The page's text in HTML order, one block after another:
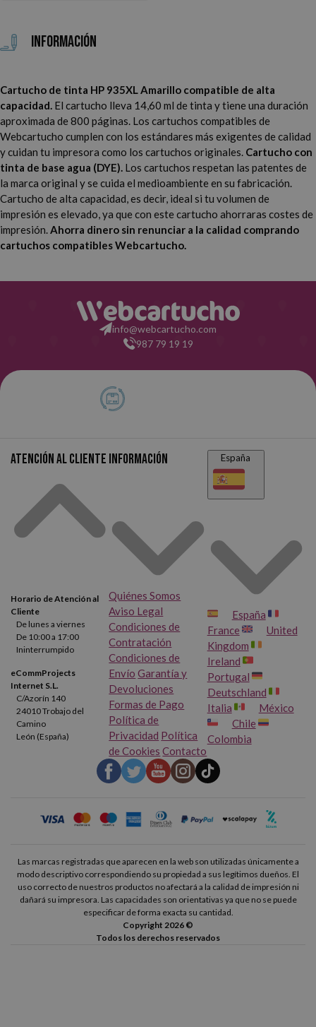
Información
Cartucho de tinta HP 935XL Amarillo compatible de alta
capacidad. El cartucho lleva 14,60 ml de tinta y tiene una duración
aproximada de 800 páginas. Los cartuchos compatibles de
Webcartucho cumplen con los estándares más exigentes de calidad
y cuidan tu impresora como los cartuchos originales. Cartucho con
tinta de base agua (DYE). Los cartuchos respetan las patentes de
la marca original y se cuida el medioambiente en su fabricación.
Cartucho de alta capacidad, es decir, ideal si tu volumen de
impresión es elevado, ya que con este cartucho ahorraras costes de
impresión.Ahorra dinero sin renunciar a la calidad comprando
cartuchos compatibles Webcartucho.
info@webcartucho.com
987 79 19 19
Atención al cliente
Horario de Atención al
Cliente
De lunes a viernes
De 10:00 a 17:00
Ininterrumpido
eCommProjects
Internet S.L.
C/Azorín 140
24010 Trobajo del
Camino
León (España)
Información
Quiénes Somos
Aviso Legal
Condiciones de
Contratación
Condiciones de
Envío Garantía y
Devoluciones
Formas de Pago
Política de
Privacidad Política
de Cookies Contacto
España
España
France
United
Kingdom
Ireland
Portugal
Deutschland
Italia
México
Chile
Colombia
Las marcas registradas que aparecen en la web son utilizadas únicamente a
modo descriptivo correspondiendo su propiedad a sus legítimos dueños. El
uso correcto de nuestros productos no afectará a la calidad de impresión ni
dañará su impresora. Las capacidades son orientativas ya que no se puede
especificar de forma exacta su cantidad.
Copyright 2026 ©
Todos los derechos reservados